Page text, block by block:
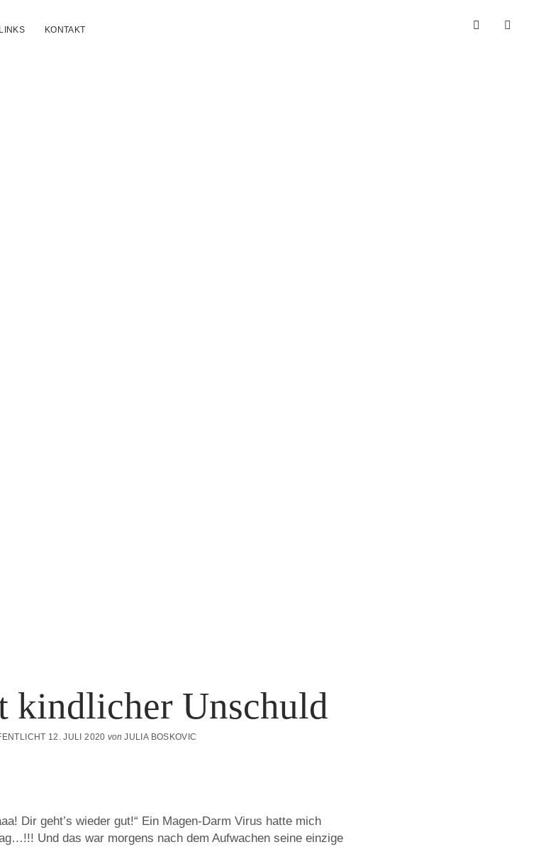
LINKS KONTAKT instagram
kindlicher Unschuld
12. JULI 2020von JULIA BOSKOVIC
Dir geht’s wieder gut!“ Ein Magen-Darm Virus hatte mich
Und das war morgens nach dem Aufwachen seine einzige